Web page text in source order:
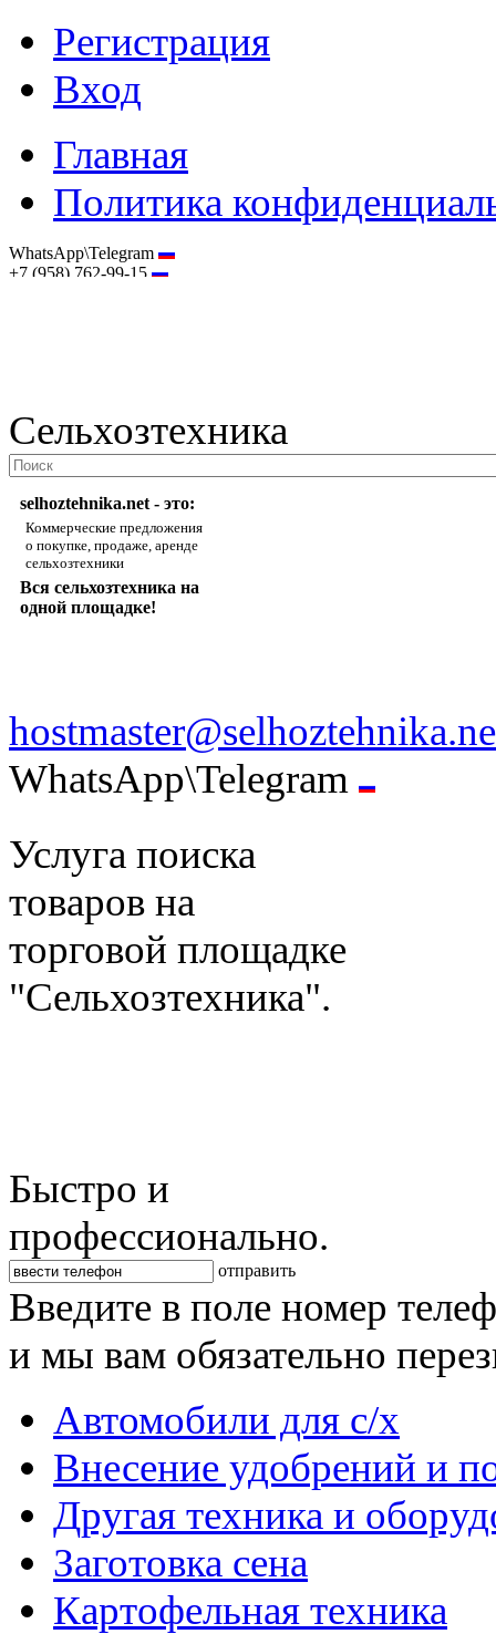
Регистрация
Вход
Главная
Политика
WhatsApp\Telegram
+7 (958) 762-99-15
Сельхозтехника
selhoztehnika.net - это:
Коммерческие предложения
о покупке, продаже, аренде
сельхозтехники
Вся сельхозтехника на
одной площадке!
WhatsApp\Telegram
Услуга поиска
товаров на
торговой площадке
"Сельхозтехника".
Быстро и
профессионально.
отправить
Введите в поле номер
и мы вам обязательно
Автомобили для с/х
Внесение удобрений и
Другая техника и
Заготовка сена
Картофельная техника